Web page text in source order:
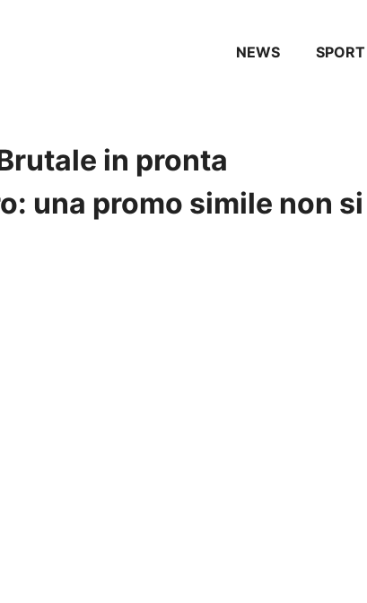
NEWS SPORT
in pronta
una promo simile non si